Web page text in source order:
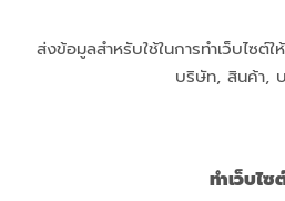
ส่งข้อมูลสำหรับใช้ในการทำเว็บไซต์
บริษัท, สินค้า,
ทำเว็บไซ